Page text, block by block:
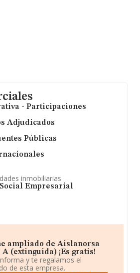
- Participaciones
Adjudicados
Públicas
inmobiliarias
Empresarial
ampliado de Aislanorsa
A (extinguida) ¡Es gratis!
y te regalamos el
de esta empresa.